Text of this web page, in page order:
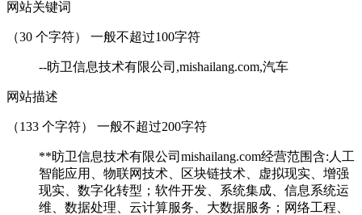
网站关键词
（30 个字符） 一般不超过100字符
--昉卫信息技术有限公司,mishailang.com,汽车
网站描述
（133 个字符） 一般不超过200字符
**昉卫信息技术有限公司mishailang.com经营范围含:人工
智能应用、物联网技术、区块链技术、虚拟现实、增强
现实、数字化转型；软件开发、系统集成、信息系统运
维、数据处理、云计算服务、大数据服务；网络工程、